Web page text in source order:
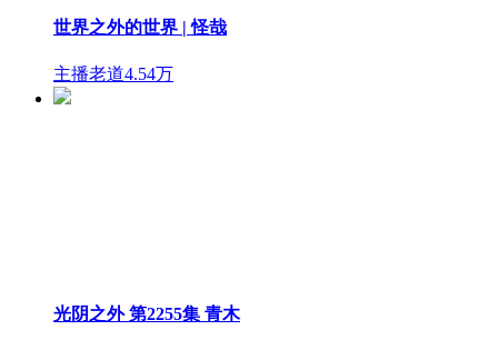
世界之外的世界 | 怪哉
主播老道4.54万
光阴之外 第2255集 青木